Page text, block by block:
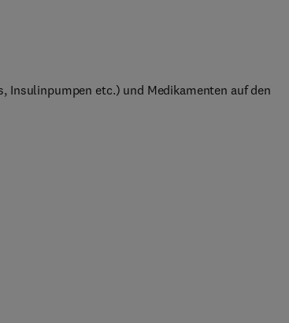
Insulinpumpen etc.) und Medikamenten auf den